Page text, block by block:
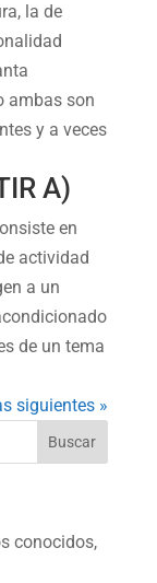
la de
ambas son
y a veces
A)
en
actividad
a un
de un tema
siguientes »
conocidos,